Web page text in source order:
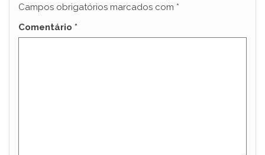
Campos obrigatórios marcados com *
Comentário *